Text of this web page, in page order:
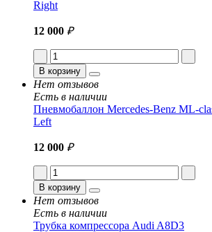
Right
12 000 ₽
В корзину
Нет отзывов
Есть в наличии
Пневмобаллон Mercedes-Benz ML-
Left
12 000 ₽
В корзину
Нет отзывов
Есть в наличии
Трубка компрессора Audi A8D3